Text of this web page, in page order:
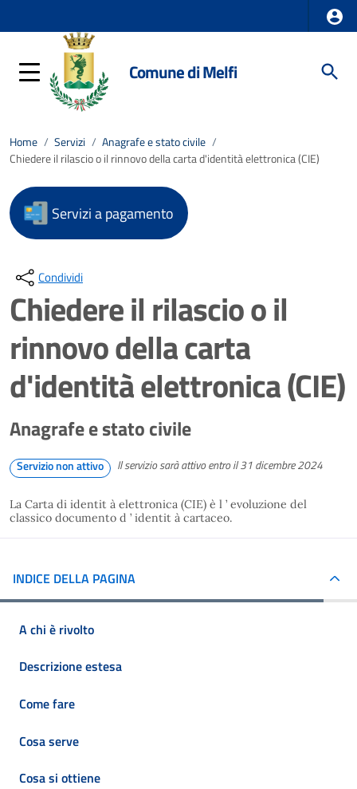
Comune di Melfi
Home / Servizi / Anagrafe e stato civile /
Chiedere il rilascio o il rinnovo della carta d'identità elettronica (CIE)
Servizi a pagamento
Condividi
Chiedere il rilascio o il
rinnovo della carta
d'identità elettronica (CIE)
Anagrafe e stato civile
Servizio non attivo Il servizio sarà attivo entro il 31 dicembre 2024
La Carta di identit à elettronica (CIE) è l ’ evoluzione del
classico documento d ’ identit à cartaceo.
INDICE DELLA PAGINA
A chi è rivolto
Descrizione estesa
Come fare
Cosa serve
Cosa si ottiene